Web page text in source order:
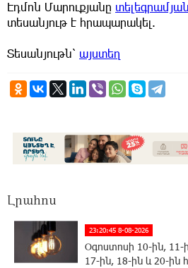
Էդմոն Մարուքյանը
տեսանյութ է հրապարակել.
Տեսանյութն՝ այստեղ
Լրահոս
23:20:45 8-08-2026
Օգոստոսի 10-ին, 11-
17-ին, 18-ին և 20-ին